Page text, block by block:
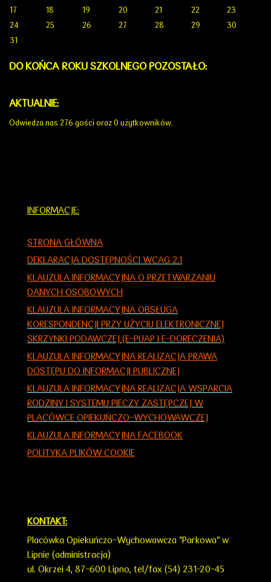
17
18 19 20 21 22
23
24
25 26 27 28 29
30
31
DO KOŃCA ROKU SZKOLNEGO POZOSTAŁO:
AKTUALNIE:
Odwiedza nas 276 gości oraz 0 użytkowników.
INFORMACJE:
STRONA GŁÓWNA
DEKLARACJA DOSTĘPNOŚCI WCAG 2.1
KLAUZULA INFORMACYJNA O PRZETWARZANIU
DANYCH OSOBOWYCH
KLAUZULA INFORMACYJNA OBSŁUGA
KORESPONDENCJI PRZY UŻYCIU ELEKTRONICZNEJ
SKRZYNKI PODAWCZEJ (E-PUAP I E-DORECZENIA)
KLAUZULA INFORMACYJNA REALIZACJA PRAWA
DOSTĘPU DO INFORMACJI PUBLICZNEJ
KLAUZULA INFORMACYJNA REALIZACJA WSPARCIA
RODZINY I SYSTEMU PIECZY ZASTĘPCZEJ W
PLACÓWCE OPIEKUŃCZO-WYCHOWAWCZEJ
KLAUZULA INFORMACYJNA FACEBOOK
POLITYKA PLIKÓW COOKIE
KONTAKT:
Placówka Opiekuńczo-Wychowawcza "Parkowa" w
Lipnie (administracja)
ul. Okrzei 4, 87-600 Lipno, tel/fax (54) 231-20-45